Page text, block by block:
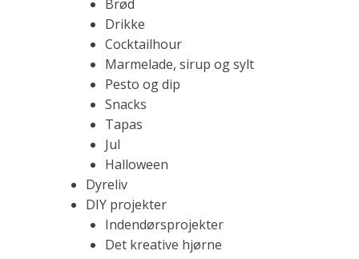
l
e
v
e
,
l
æ
k
r
e
o
p
s
k
r
i
Brød
Drikke
Cocktailhour
Marmelade, sirup og sylt
Pesto og dip
Snacks
Tapas
Jul
Halloween
Dyreliv
DIY projekter
Indendørsprojekter
Det kreative hjørne